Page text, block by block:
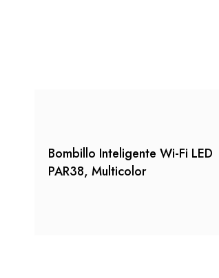
Bombillo Inteligente Wi-Fi LED
PAR38, Multicolor